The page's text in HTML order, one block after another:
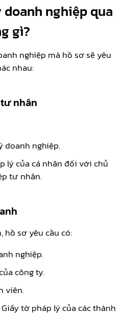
doanh nghiệp qua
gì?
nghiệp mà hồ sơ sẽ yêu
nhau:
nhân
doanh nghiệp.
lý của cá nhân đối với chủ
tư nhân.
sơ yêu cầu có:
nghiệp.
công ty.
viên.
tờ pháp lý của các thành